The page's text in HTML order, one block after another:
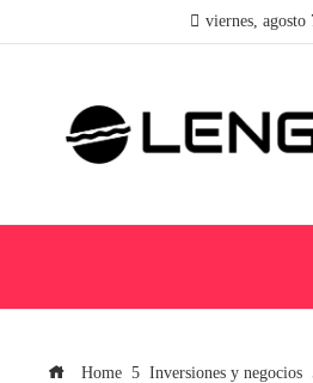
viernes, agosto
Home
Inversiones y negocios